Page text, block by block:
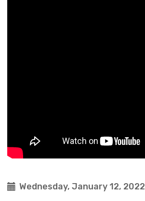
Wednesday, January 12, 2022